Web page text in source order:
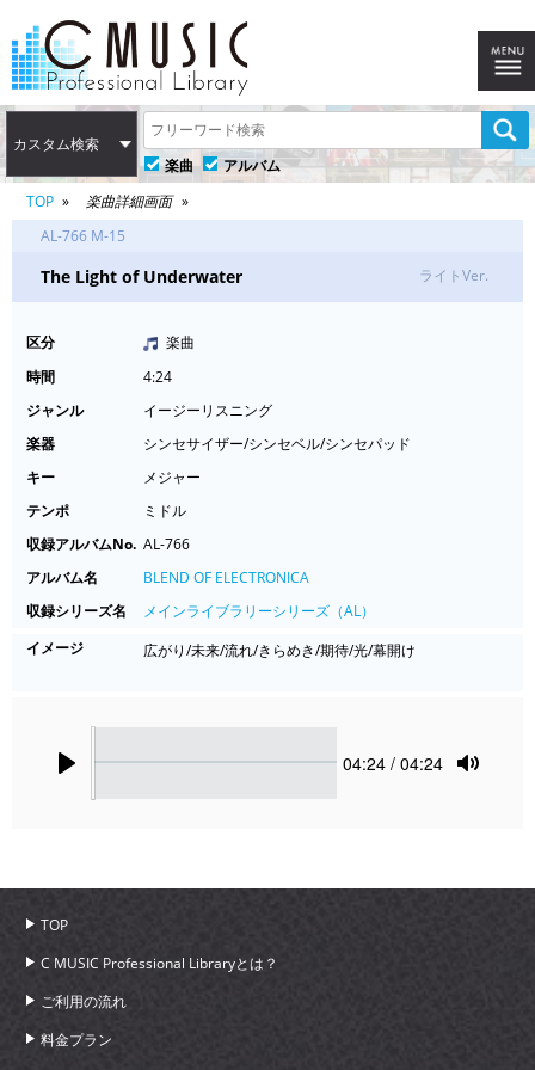
カスタム検索
楽曲
アルバム
TOP
楽曲詳細画面
AL-766 M-15
The Light of Underwater ライトVer.
区分
楽曲
時間
4:24
ジャンル
イージーリスニング
楽器
シンセサイザー/シンセベル/シンセパッド
キー
メジャー
テンポ
ミドル
収録アルバムNo. AL-766
アルバム名
BLEND OF ELECTRONICA
収録シリーズ名
メインライブラリーシリーズ（AL）
イメージ
広がり/未来/流れ/きらめき/期待/光/幕開け
Current
04:24 / 04:24
TOP
C MUSIC Professional Libraryとは？
ご利用の流れ
料金プラン